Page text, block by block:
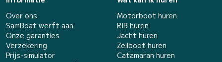
Over ons
SamBoat werft aan
Onze garanties
Verzekering
Prijs-simulator
Motorboot huren
RIB huren
Jacht huren
Zeilboot huren
Catamaran huren